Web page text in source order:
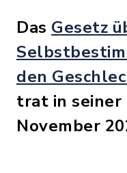
Das Gesetz
den
trat in seiner
November